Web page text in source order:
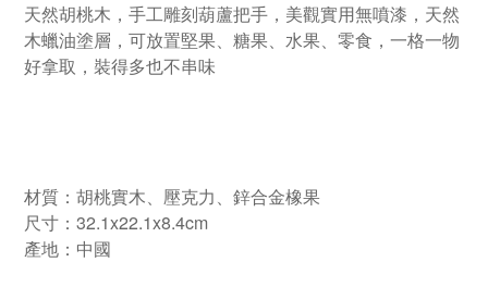
天然胡桃木，手工雕刻葫蘆把手，美觀實用無噴漆，天然
木蠟油塗層，可放置堅果、糖果、水果、零食，一格一物
好拿取，裝得多也不串味
材質：胡桃實木、壓克力、鋅合金橡果
尺寸：32.1x22.1x8.4cm
產地：中國